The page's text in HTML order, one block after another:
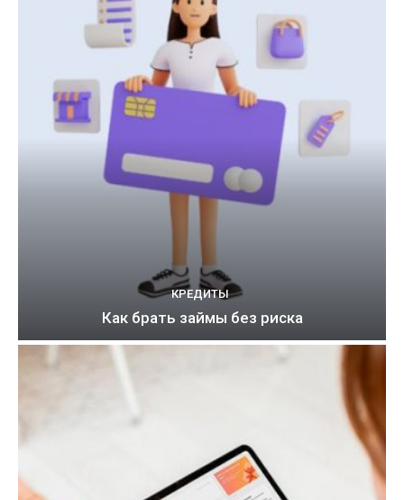
КРЕДИТЫ
Как брать займы без риска